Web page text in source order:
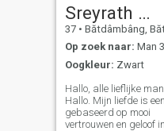
Sreyrath Yoeng
37 • Bătdâmbâng, Bătdâmbâng,
Op zoek naar: Man
Oogkleur: Zwart
Hallo, alle lieflijke
Hallo. Mijn liefde is
gebaseerd op mooi
vertrouwen en geloof in